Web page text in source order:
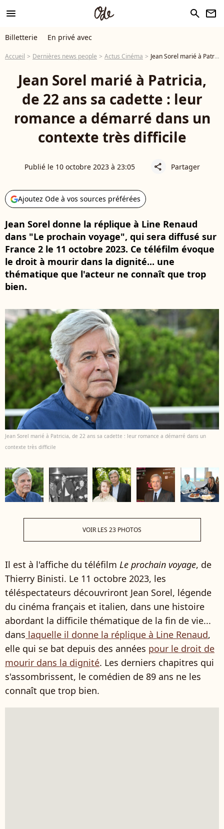
menu search newsletter
Billetterie En privé avec
Accueil Dernières news people Actus Cinéma Jean Sorel marié à Patricia, de 22 ans sa cadette : leur romance a démarré dans un contexte très difficile
Jean Sorel marié à Patricia,
de 22 ans sa cadette : leur
romance a démarré dans un
contexte très difficile
Publié le 10 octobre 2023 à 23:05 share Partager
Ajoutez Ode à vos sources préférées
Jean Sorel donne la réplique à Line Renaud
dans "Le prochain voyage", qui sera diffusé sur
France 2 le 11 octobre 2023. Ce téléfilm évoque
le droit à mourir dans la dignité... une
thématique que l'acteur ne connaît que trop
bien.
Jean Sorel marié à Patricia, de 22 ans sa cadette : leur romance a démarré dans un
contexte très difficile
VOIR LES 23 PHOTOS
Il est à l'affiche du téléfilm Le prochain voyage, de
Thierry Binisti. Le 11 octobre 2023, les
téléspectateurs découvriront Jean Sorel, légende
du cinéma français et italien, dans une histoire
abordant la difficile thématique de la fin de vie...
dans laquelle il donne la réplique à Line Renaud,
elle qui se bat depuis des années pour le droit de
mourir dans la dignité. Les derniers chapitres qui
s'assombrissent, le comédien de 89 ans ne les
connaît que trop bien.